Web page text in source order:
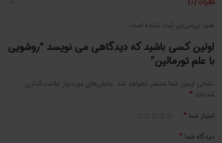
هنوز بررسی‌ای ثبت نشده است.
اولین کسی باشید که دیدگاهی می نویسد “روشویی
با علم تورمالین”
نشانی ایمیل شما منتشر نخواهد شد. بخش‌های موردنیاز علامت‌گذاری
شده‌اند *
امتیاز شما *
دیدگاه شما *